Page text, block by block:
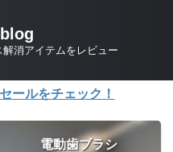
消アイテムをレビュー
ールをチェック！
電動歯ブラシ